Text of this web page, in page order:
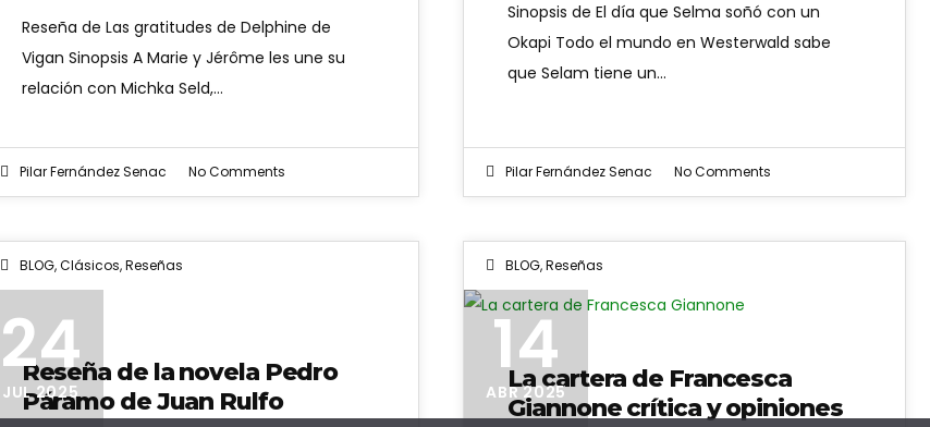
Reseña de Las gratitudes de Delphine de
Vigan Sinopsis A Marie y Jérôme les une su
relación con Michka Seld,…
Pilar Fernández Senac No Comments
Sinopsis de El día que Selma soñó con un
Okapi Todo el mundo en Westerwald sabe
que Selam tiene un…
Pilar Fernández Senac No Comments
BLOG,Clásicos,Reseñas
24
JUL 2025
Reseña de la novela Pedro
Páramo de Juan Rulfo
BLOG,Reseñas
14
ABR 2025
La cartera de Francesca
Giannone crítica y opiniones